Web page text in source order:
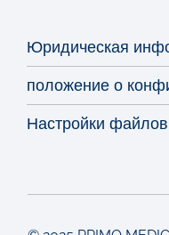
Юридическая
положение о
Настройки